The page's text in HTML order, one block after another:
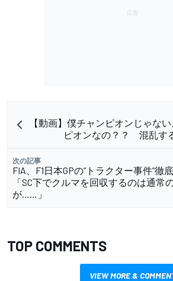
【動画】僕チャンピオンじゃ
ピオンなの？？ 混乱す
次の記事
FIA、F1日本GPの”トラクター事件”徹
「SC下でクルマを回収するのは通常
が……」
TOP COMMENTS
VIEW MORE &